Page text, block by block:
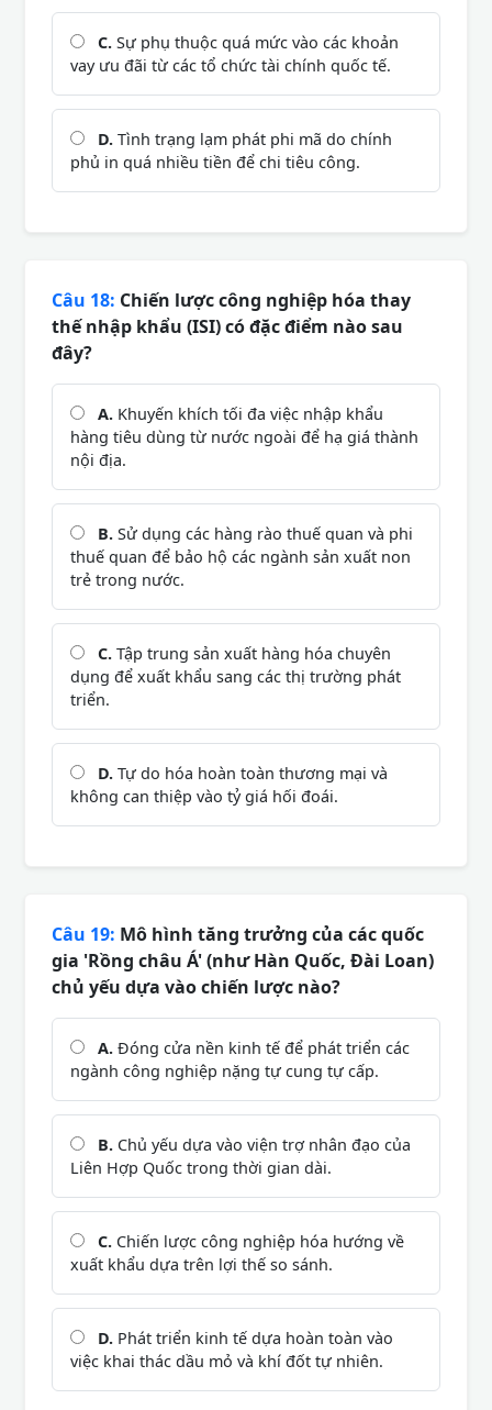
C. Sự phụ thuộc quá mức vào các khoản
vay ưu đãi từ các tổ chức tài chính quốc tế.
D. Tình trạng lạm phát phi mã do chính
phủ in quá nhiều tiền để chi tiêu công.
Câu 18: Chiến lược công nghiệp hóa thay
thế nhập khẩu (ISI) có đặc điểm nào sau
đây?
A. Khuyến khích tối đa việc nhập khẩu
hàng tiêu dùng từ nước ngoài để hạ giá thành
nội địa.
B. Sử dụng các hàng rào thuế quan và phi
thuế quan để bảo hộ các ngành sản xuất non
trẻ trong nước.
C. Tập trung sản xuất hàng hóa chuyên
dụng để xuất khẩu sang các thị trường phát
triển.
D. Tự do hóa hoàn toàn thương mại và
không can thiệp vào tỷ giá hối đoái.
Câu 19: Mô hình tăng trưởng của các quốc
gia 'Rồng châu Á' (như Hàn Quốc, Đài Loan)
chủ yếu dựa vào chiến lược nào?
A. Đóng cửa nền kinh tế để phát triển các
ngành công nghiệp nặng tự cung tự cấp.
B. Chủ yếu dựa vào viện trợ nhân đạo của
Liên Hợp Quốc trong thời gian dài.
C. Chiến lược công nghiệp hóa hướng về
xuất khẩu dựa trên lợi thế so sánh.
D. Phát triển kinh tế dựa hoàn toàn vào
việc khai thác dầu mỏ và khí đốt tự nhiên.